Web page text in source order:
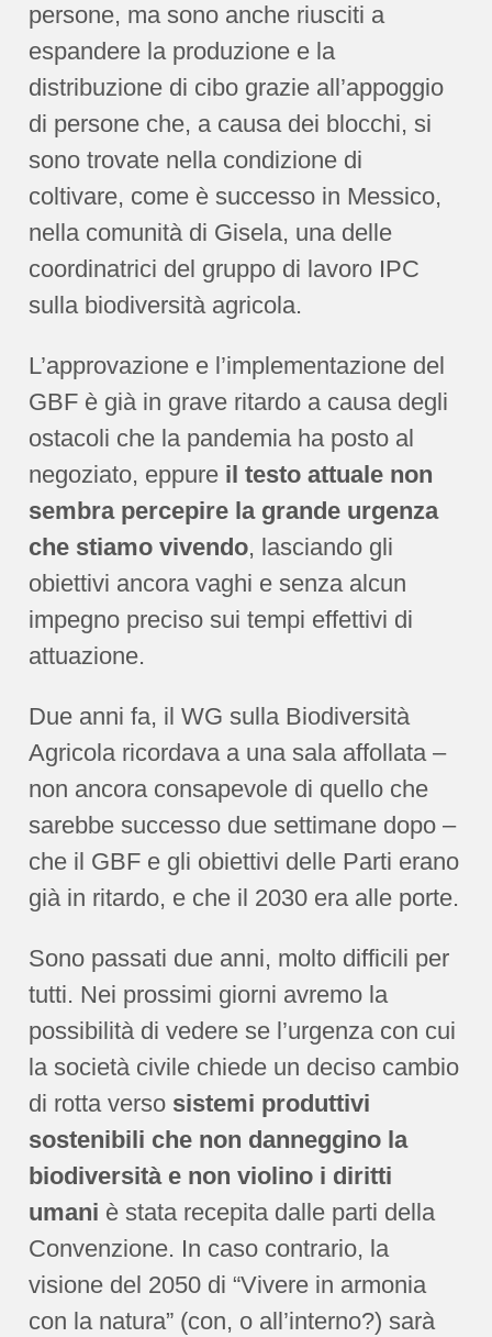
persone, ma sono anche riusciti a
espandere la produzione e la
distribuzione di cibo grazie all’appoggio
di persone che, a causa dei blocchi, si
sono trovate nella condizione di
coltivare, come è successo in Messico,
nella comunità di Gisela, una delle
coordinatrici del gruppo di lavoro IPC
sulla biodiversità agricola.
L’approvazione e l’implementazione del
GBF è già in grave ritardo a causa degli
ostacoli che la pandemia ha posto al
negoziato, eppure il testo attuale non
sembra percepire la grande urgenza
che stiamo vivendo, lasciando gli
obiettivi ancora vaghi e senza alcun
impegno preciso sui tempi effettivi di
attuazione.
Due anni fa, il WG sulla Biodiversità
Agricola ricordava a una sala affollata –
non ancora consapevole di quello che
sarebbe successo due settimane dopo –
che il GBF e gli obiettivi delle Parti erano
già in ritardo, e che il 2030 era alle porte.
Sono passati due anni, molto difficili per
tutti. Nei prossimi giorni avremo la
possibilità di vedere se l’urgenza con cui
la società civile chiede un deciso cambio
di rotta verso sistemi produttivi
sostenibili che non danneggino la
biodiversità e non violino i diritti
umani è stata recepita dalle parti della
Convenzione. In caso contrario, la
visione del 2050 di “Vivere in armonia
con la natura” (con, o all’interno?) sarà